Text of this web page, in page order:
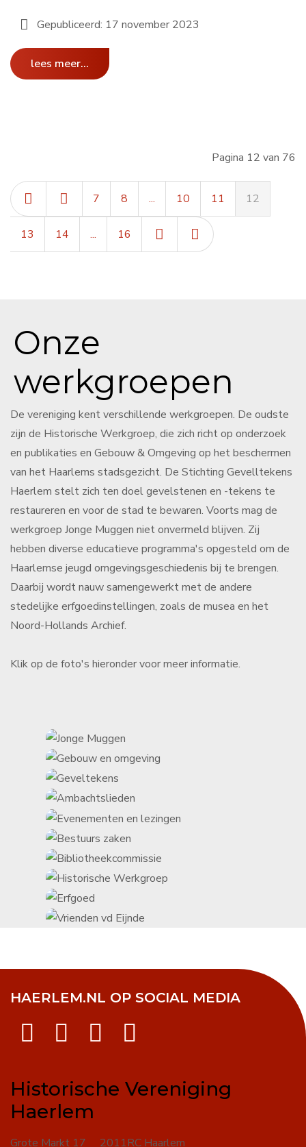
Gepubliceerd: 17 november 2023
lees meer...
Pagina 12 van 76
7 8 ... 10 11 12
13 14 ... 16
Onze
werkgroepen
De vereniging kent verschillende werkgroepen. De oudste
zijn de Historische Werkgroep, die zich richt op onderzoek
en publikaties en Gebouw & Omgeving op het beschermen
van het Haarlems stadsgezicht. De Stichting Gevelltekens
Haerlem stelt zich ten doel gevelstenen en -tekens te
restaureren en voor de stad te bewaren. Voorts mag de
werkgroep Jonge Muggen niet onvermeld blijven. Zij
hebben diverse educatieve programma's opgesteld om de
Haarlemse jeugd omgevingsgeschiedenis bij te brengen.
Daarbij wordt nauw samengewerkt met de andere
stedelijke erfgoedinstellingen, zoals de musea en het
Noord-Hollands Archief.
Klik op de foto's hieronder voor meer informatie.
HAERLEM.NL OP SOCIAL MEDIA
Historische Vereniging
Haerlem
Grote Markt 17 2011RC Haarlem